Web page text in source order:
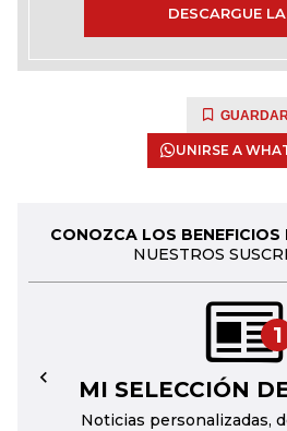
DESCARGUE
UNIRSE A
CONOZCA LOS BENEFICIOS
NUESTROS
1
MI SELECCIÓN
Noticias personalizadas,
←